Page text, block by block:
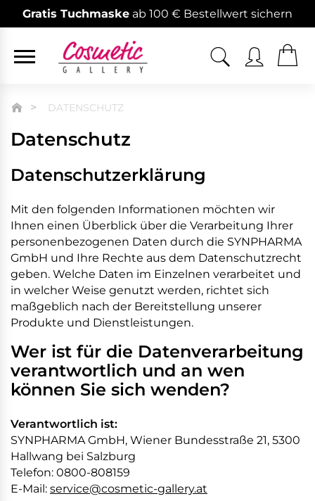
Gratis Tuchmaske ab 100 € Bestellwert sichern
DATENSCHUTZ
Datenschutz
Datenschutzerklärung
Mit den folgenden Informationen möchten wir
Ihnen einen Überblick über die Verarbeitung Ihrer
personenbezogenen Daten durch die SYNPHARMA
GmbH und Ihre Rechte aus dem Datenschutzrecht
geben. Welche Daten im Einzelnen verarbeitet und
in welcher Weise genutzt werden, richtet sich
maßgeblich nach der Bereitstellung unserer
Produkte und Dienstleistungen.
Wer ist für die Datenverarbeitung
verantwortlich und an wen
können Sie sich wenden?
Verantwortlich ist:
SYNPHARMA GmbH, Wiener Bundesstraße 21, 5300
Hallwang bei Salzburg
Telefon: 0800-808159
E-Mail: service@cosmetic-gallery.at